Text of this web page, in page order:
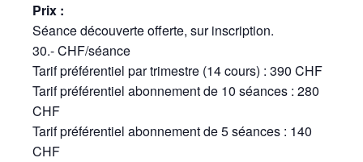
Prix :
Séance découverte offerte, sur inscription.
30.- CHF/séance
Tarif préférentiel par trimestre (14 cours) : 390 CHF
Tarif préférentiel abonnement de 10 séances : 280
CHF
Tarif préférentiel abonnement de 5 séances : 140
CHF